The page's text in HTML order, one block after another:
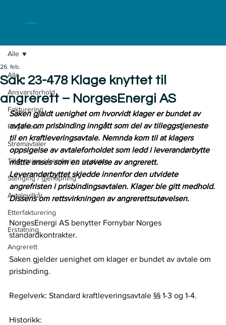
ELKLAGENEMNDA
Alle
Ansvarsforhold
Fakturering
Regelverk
Strømavtaler
Tilknytning / fremføring av strøm
Stenging / gjenåpning
Avtalevilkår
Etterfakturering
Erstatning
Angrerett
Alle
Sak: 23-478 Klage knyttet til
angrerett – NorgesEnergi AS
26. feb.
Saken gjaldt uenighet om hvorvidt klager er bundet av
avtale om prisbinding inngått som del av tilleggstjeneste
til en kraftleveringsavtale. Nemnda kom til at klagers
oppsigelse av avtaleforholdet som ledd i leverandørbytte
måtte anses som en utøvelse av angrerett.
Leverandørbyttet skjedde innenfor den utvidete
angrefristen i prisbindingsavtalen. Klager ble gitt medhold.
Dissens om rettsvirkningen av angrerettsutøvelsen.
NorgesEnergi AS benytter Fornybar Norges
standardkontrakter.
Saken gjelder uenighet om klager er bundet av avtale om
prisbinding.
Regelverk: Standard kraftleveringsavtale §§ 1-3 og 1-4.
Historikk: